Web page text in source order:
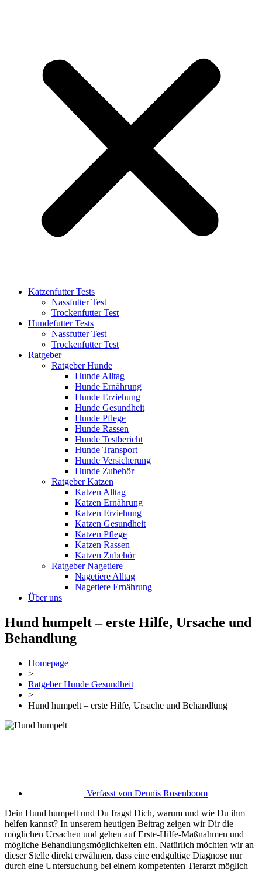
Katzenfutter Tests
Nassfutter Test
Trockenfutter Test
Hundefutter Tests
Nassfutter Test
Trockenfutter Test
Ratgeber
Ratgeber Hunde
Hunde Alltag
Hunde Ernährung
Hunde Erziehung
Hunde Gesundheit
Hunde Pflege
Hunde Rassen
Hunde Testbericht
Hunde Transport
Hunde Versicherung
Hunde Zubehör
Ratgeber Katzen
Katzen Alltag
Katzen Ernährung
Katzen Erziehung
Katzen Gesundheit
Katzen Pflege
Katzen Rassen
Katzen Zubehör
Ratgeber Nagetiere
Nagetiere Alltag
Nagetiere Ernährung
Über uns
Hund humpelt – erste Hilfe, Ursache und
Behandlung
Homepage
>
Ratgeber Hunde Gesundheit
>
Hund humpelt – erste Hilfe, Ursache und Behandlung
Verfasst von Dennis Rosenboom
Dein Hund humpelt und Du fragst Dich, warum und wie Du ihm
helfen kannst? In unserem heutigen Beitrag zeigen wir Dir die
möglichen Ursachen und gehen auf Erste-Hilfe-Maßnahmen und
mögliche Behandlungsmöglichkeiten ein. Natürlich möchten wir an
dieser Stelle direkt erwähnen, dass eine endgültige Diagnose nur
durch eine Untersuchung bei einem kompetenten Tierarzt möglich